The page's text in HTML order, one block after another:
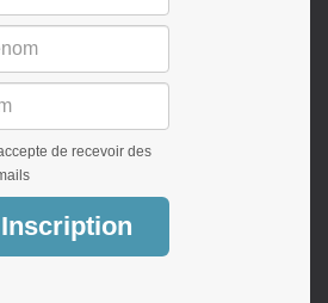
de recevoir des
Inscription